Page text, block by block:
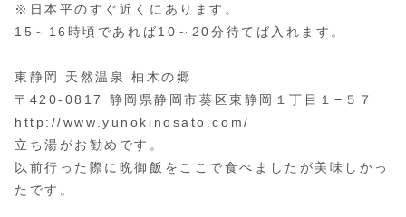
※日本平のすぐ近くにあります。
15～16時頃であれば10～20分待てば入れます。
東静岡 天然温泉 柚木の郷
〒420-0817 静岡県静岡市葵区東静岡１丁目１−５７
http://www.yunokinosato.com/
立ち湯がお勧めです。
以前行った際に晩御飯をここで食べましたが美味しかっ
たです。